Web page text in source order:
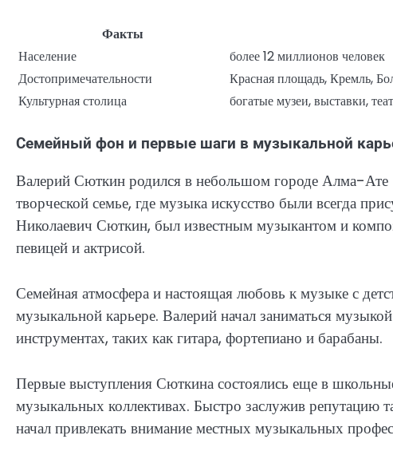
Факты
Население
более 12 миллионов человек
Достопримечательности
Красная площадь, Кремль,
Культурная столица
богатые музеи, выставки,
Семейный фон и первые шаги в музыкальной
Валерий Сюткин родился в небольшом городе Алма-
творческой семье, где музыка искусство были всегда
Николаевич Сюткин, был известным музыкантом и
певицей и актрисой.
Семейная атмосфера и настоящая любовь к музыке с
музыкальной карьере. Валерий начал заниматься
инструментах, таких как гитара, фортепиано и барабаны.
Первые выступления Сюткина состоялись еще в
музыкальных коллективах. Быстро заслужив репутацию
начал привлекать внимание местных музыкальных